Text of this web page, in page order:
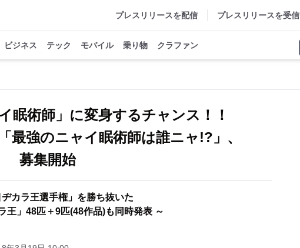
プレスリリースを配信 プレスリリースを受信
ビジネス テック モバイル 乗り物 クラファン
眠術師」に変身するチャンス！！
最強のニャイ眠術師は誰ニャ!?」、
募集開始
ヂカラ王選手権」を勝ち抜いた
王」48匹＋9匹(48作品)も同時発表 ～